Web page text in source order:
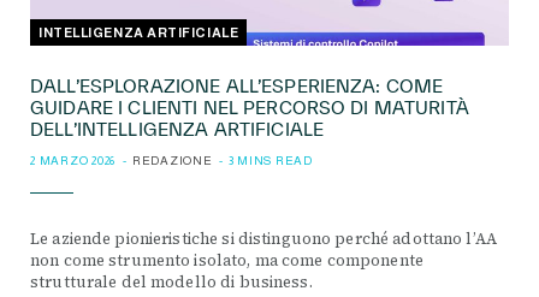
INTELLIGENZA ARTIFICIALE
DALL’ESPLORAZIONE ALL’ESPERIENZA: COME
GUIDARE I CLIENTI NEL PERCORSO DI MATURITÀ
DELL’INTELLIGENZA ARTIFICIALE
2 MARZO 2026 REDAZIONE 3 MINS READ
Le aziende pionieristiche si distinguono perché adottano l’AA
non come strumento isolato, ma come componente
strutturale del modello di business.